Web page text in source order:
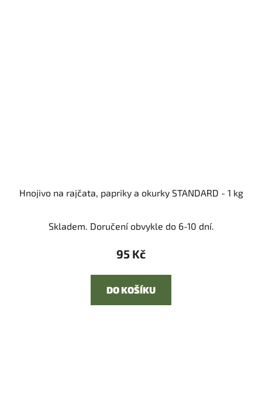
Hnojivo na rajčata, papriky a okurky STANDARD - 1 kg
Skladem. Doručení obvykle do 6-10 dní.
95 Kč
DO KOŠÍKU